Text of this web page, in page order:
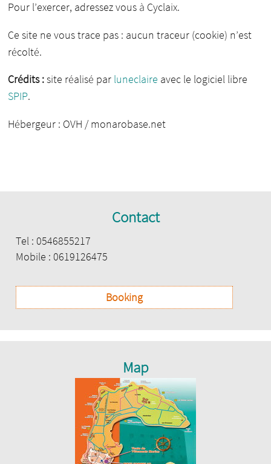
Pour l’exercer, adressez vous à Cyclaix.
Ce site ne vous trace pas : aucun traceur (cookie) n’est
récolté.
Crédits :site réalisé par luneclaire avec le logiciel libre
SPIP.
Hébergeur : OVH / monarobase.net
Contact
Tel : 0546855217
Mobile : 0619126475
Booking
Map